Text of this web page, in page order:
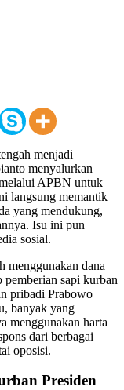
menjadi
menyalurkan
APBN untuk
langsung memantik
yang mendukung,
Isu ini pun
sosial.
menggunakan dana
pemberian sapi kurban
pribadi Prabowo
banyak yang
menggunakan harta
dari berbagai
oposisi.
Presiden